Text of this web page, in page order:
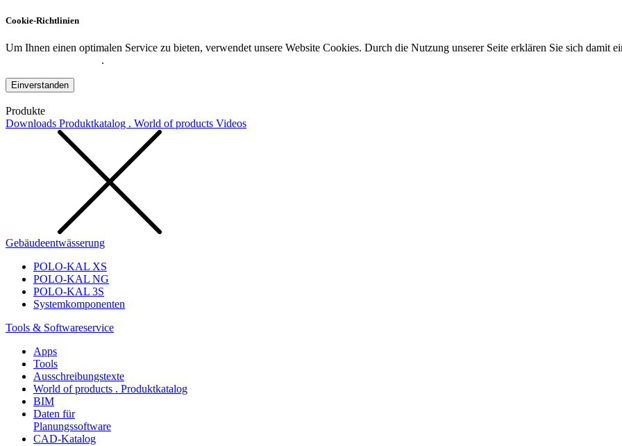
Cookie-Richtlinien
Um Ihnen einen optimalen Service zu bieten, verwendet unsere Website Cookies. Durch die Nutzung unserer Seite erklären Sie sich damit
.
Einverstanden
Produkte
Downloads Produktkatalog . World of products Videos
Gebäudeentwässerung
POLO-KAL XS
POLO-KAL NG
POLO-KAL 3S
Systemkomponenten
Tools & Softwareservice
Apps
Tools
Ausschreibungstexte
World of products . Produktkatalog
BIM
Daten für
Planungssoftware
CAD-Katalog